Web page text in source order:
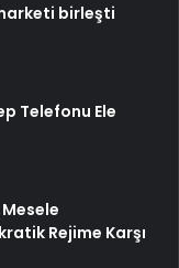
birleşti
Telefonu Ele
Rejime Karşı